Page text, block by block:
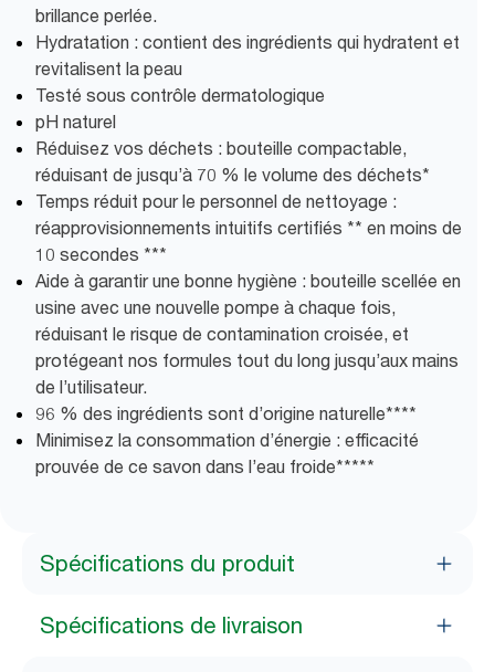
brillance perlée.
Hydratation : contient des ingrédients qui hydratent et
revitalisent la peau
Testé sous contrôle dermatologique
pH naturel
Réduisez vos déchets : bouteille compactable,
réduisant de jusqu’à 70 % le volume des déchets*
Temps réduit pour le personnel de nettoyage :
réapprovisionnements intuitifs certifiés ** en moins de
10 secondes ***
Aide à garantir une bonne hygiène : bouteille scellée en
usine avec une nouvelle pompe à chaque fois,
réduisant le risque de contamination croisée, et
protégeant nos formules tout du long jusqu’aux mains
de l’utilisateur.
96 % des ingrédients sont d’origine naturelle****
Minimisez la consommation d’énergie : efficacité
prouvée de ce savon dans l’eau froide*****
Spécifications du produit
Spécifications de livraison